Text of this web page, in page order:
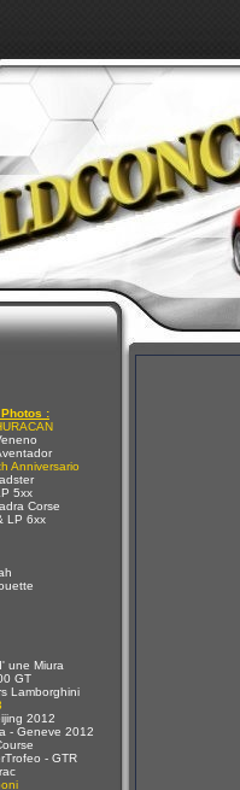
:
Anniversario
5xx
Corse
LP 6xx
une Miura
GT
Lamborghini
2012
- Geneve 2012
- GTR